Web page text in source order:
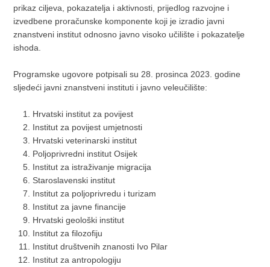
prikaz ciljeva, pokazatelja i aktivnosti, prijedlog razvojne i
izvedbene proračunske komponente koji je izradio javni
znanstveni institut odnosno javno visoko učilište i pokazatelje
ishoda.
Programske ugovore potpisali su 28. prosinca 2023. godine
sljedeći javni znanstveni instituti i javno veleučilište:
Hrvatski institut za povijest
Institut za povijest umjetnosti
Hrvatski veterinarski institut
Poljoprivredni institut Osijek
Institut za istraživanje migracija
Staroslavenski institut
Institut za poljoprivredu i turizam
Institut za javne financije
Hrvatski geološki institut
Institut za filozofiju
Institut društvenih znanosti Ivo Pilar
Institut za antropologiju